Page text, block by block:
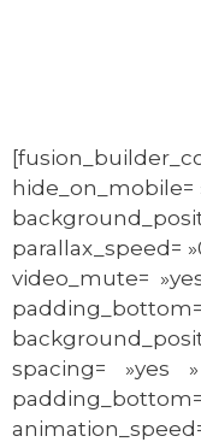
hide_on_mobile=
parallax_speed=
video_mute=
spacing= »yes